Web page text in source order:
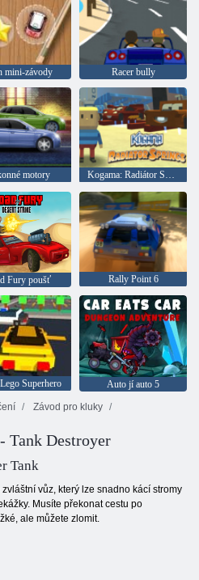
mini-závody Racer bully
motory Kogama: Radiátor Springs
Fury poušť Rally Point 6
Superhero
Auto jí auto 5
Závod pro kluky
Tank Destroyer
Tank
zvláštní vůz, který lze snadno kácí stromy
Musíte překonat cestu po
ale můžete zlomit.